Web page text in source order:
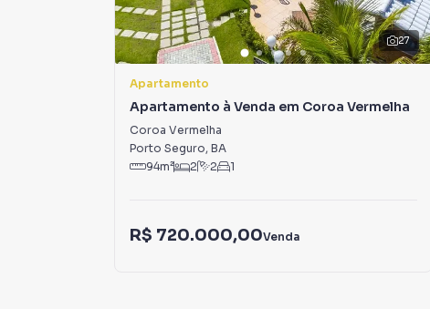
Anuncie seu imóvel! É fácil, rápido e gratuito! A
em diversas cidades do Brasil, incluindo Santa
imobiliárias tradicionais. Já vendemos e
especialmente em Bella Vista Beach. Isso
produzir campanhas específicas para Santa
27
Apartamento
Apartamento à Venda em Coroa Vermelha
Coroa Vermelha
Porto Seguro, BA
94m² 2 2 1
R$ 720.000,00Venda